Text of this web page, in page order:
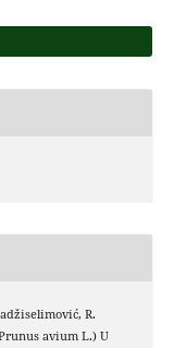
R.
avium L.) U